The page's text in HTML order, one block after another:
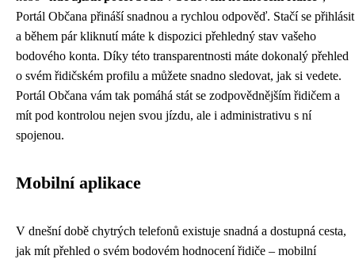
Portál Občana přináší snadnou a rychlou odpověď. Stačí se přihlásit
a během pár kliknutí máte k dispozici přehledný stav vašeho
bodového konta. Díky této transparentnosti máte dokonalý přehled
o svém řidičském profilu a můžete snadno sledovat, jak si vedete.
Portál Občana vám tak pomáhá stát se zodpovědnějším řidičem a
mít pod kontrolou nejen svou jízdu, ale i administrativu s ní
spojenou.
Mobilní aplikace
V dnešní době chytrých telefonů existuje snadná a dostupná cesta,
jak mít přehled o svém bodovém hodnocení řidiče – mobilní